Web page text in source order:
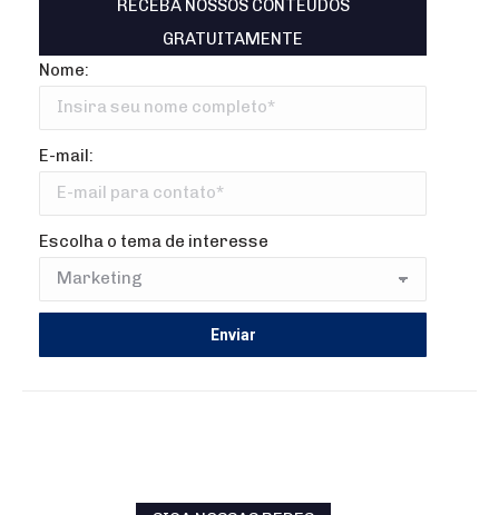
RECEBA NOSSOS CONTEÚDOS
GRATUITAMENTE
Nome:
E-mail:
Escolha o tema de interesse